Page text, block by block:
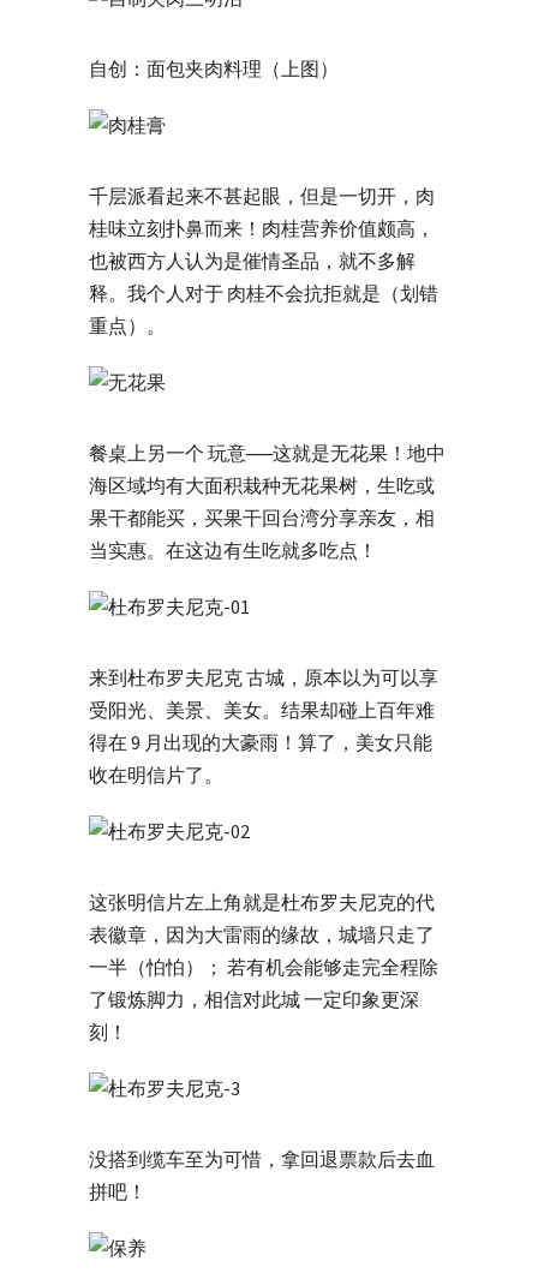
自创：面包夹肉料理（上图）
千层派看起来不甚起眼，但是一切开，肉
桂味立刻扑鼻而来！肉桂营养价值颇高，
也被西方人认为是催情圣品，就不多解
释。我个人对于 肉桂不会抗拒就是（划错
重点）。
餐桌上另一个 玩意──这就是无花果！地中
海区域均有大面积栽种无花果树，生吃或
果干都能买，买果干回台湾分享亲友，相
当实惠。在这边有生吃就多吃点！
来到杜布罗夫尼克 古城，原本以为可以享
受阳光、美景、美女。结果却碰上百年难
得在 9 月出现的大豪雨！算了，美女只能
收在明信片了。
这张明信片左上角就是杜布罗夫尼克的代
表徽章，因为大雷雨的缘故，城墙只走了
一半（怕怕）； 若有机会能够走完全程除
了锻炼脚力，相信对此城 一定印象更深
刻！
没搭到缆车至为可惜，拿回退票款后去血
拼吧！